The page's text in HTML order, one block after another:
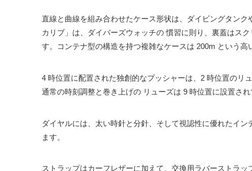
直線と曲線を組み合わせたケース形状は、ダイビングタン
カリブ」は、ダイバーズウォッチの 慣習に則り、裏蓋はス
す。コンテナ型の構造を持つ複雑なケースは 200m という高
4 時位置に配置された独創的なプッシャーは、2 時位置のリ
通常の時刻調整と巻き上げの リューズは 9 時位置に設置され
ダイヤルには、太い時針と分針、そして視認性に優れたイ
ます。
ストラップはカーフレザーに加えて、交換用ラバーストラッ